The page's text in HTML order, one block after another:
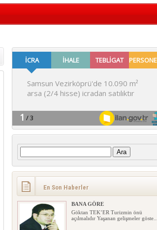
Arama:
En Son Haberler
BANA GÖRE
Göktan TEK’ER Turizmin önü
açılmalıdır Yaşanan gelişmeler göste...